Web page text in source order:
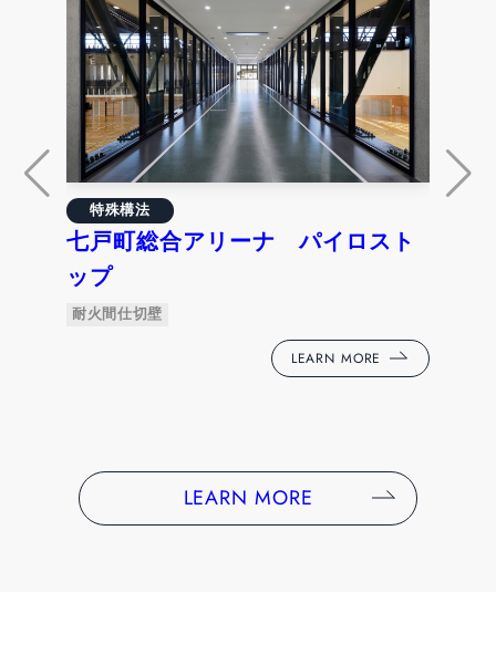
七戸町総合アリーナ パイロスト
ップ
特殊構法
耐火間仕切壁
LEARN MORE
グ
LEARN MORE